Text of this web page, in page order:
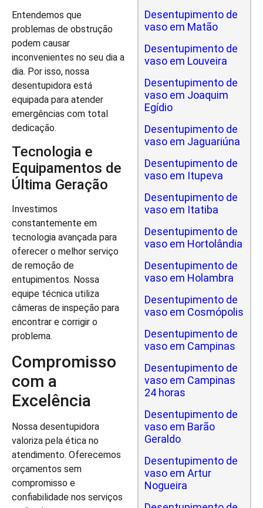
Entendemos que
problemas de obstrução
podem causar
inconvenientes no seu dia a
dia. Por isso, nossa
desentupidora está
equipada para atender
emergências com total
dedicação.
Tecnologia e
Equipamentos de
Última Geração
Investimos
constantemente em
tecnologia avançada para
oferecer o melhor serviço
de remoção de
entupimentos. Nossa
equipe técnica utiliza
câmeras de inspeção para
encontrar e corrigir o
problema.
Compromisso
com a
Excelência
Nossa desentupidora
valoriza pela ética no
atendimento. Oferecemos
orçamentos sem
compromisso e
confiabilidade nos serviços
Desentupimento de
vaso em Matão
Desentupimento de
vaso em Louveira
Desentupimento de
vaso em Joaquim
Egídio
Desentupimento de
vaso em Jaguariúna
Desentupimento de
vaso em Itupeva
Desentupimento de
vaso em Itatiba
Desentupimento de
vaso em Hortolândia
Desentupimento de
vaso em Holambra
Desentupimento de
vaso em Cosmópolis
Desentupimento de
vaso em Campinas
Desentupimento de
vaso em Campinas
24 horas
Desentupimento de
vaso em Barão
Geraldo
Desentupimento de
vaso em Artur
Nogueira